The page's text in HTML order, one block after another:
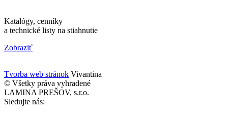
Katalógy, cenníky
a technické listy na stiahnutie
Zobraziť
Tvorba web stránok Vivantina
© Všetky práva vyhradené
LAMINA PREŠOV, s.r.o.
Sledujte nás: